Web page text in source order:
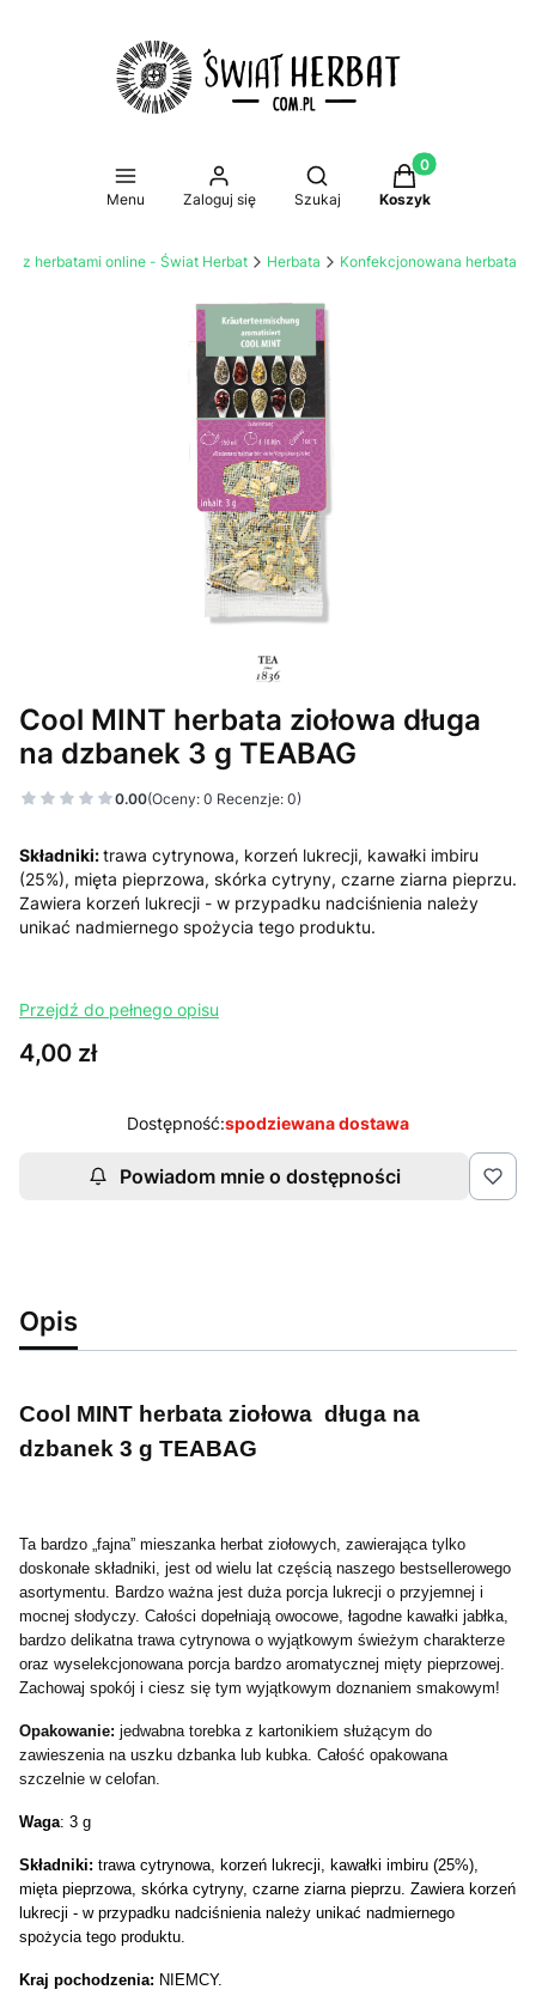
Menu Zaloguj się
Otwórz wyszukiwarkę
Szukaj
Produkty w
Koszyk
z herbatami online - Świat Herbat Herbata Konfekcjonowana herbata
Cool MINT herbata ziołowa długa
na dzbanek 3 g TEABAG
0.00(Oceny: 0 Recenzje: 0)
Składniki:trawa cytrynowa, korzeń lukrecji, kawałki imbiru
(25%), mięta pieprzowa, skórka cytryny, czarne ziarna pieprzu.
Zawiera korzeń lukrecji - w przypadku nadciśnienia należy
unikać nadmiernego spożycia tego produktu.
Przejdź do pełnego opisu
Cena
4,00 zł
Dostępność:spodziewana dostawa
Powiadom mnie o dostępności
Opis
Cool MINT herbata ziołowa długa na
dzbanek 3 g TEABAG
Ta bardzo „fajna” mieszanka herbat ziołowych, zawierająca tylko
doskonałe składniki, jest od wielu lat częścią naszego bestsellerowego
asortymentu. Bardzo ważna jest duża porcja lukrecji o przyjemnej i
mocnej słodyczy. Całości dopełniają owocowe, łagodne kawałki jabłka,
bardzo delikatna trawa cytrynowa o wyjątkowym świeżym charakterze
oraz wyselekcjonowana porcja bardzo aromatycznej mięty pieprzowej.
Zachowaj spokój i ciesz się tym wyjątkowym doznaniem smakowym!
Opakowanie: jedwabna torebka z kartonikiem służącym do
zawieszenia na uszku dzbanka lub kubka. Całość opakowana
szczelnie w celofan.
Waga: 3 g
Składniki: trawa cytrynowa, korzeń lukrecji, kawałki imbiru (25%),
mięta pieprzowa, skórka cytryny, czarne ziarna pieprzu. Zawiera korzeń
lukrecji - w przypadku nadciśnienia należy unikać nadmiernego
spożycia tego produktu.
Kraj pochodzenia: NIEMCY.